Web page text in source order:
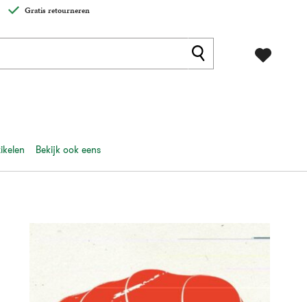
Gratis retourneren
Bekijk ook eens